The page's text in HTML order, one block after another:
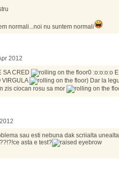
normali...noi nu suntem normali
2012
SA CRED
0 :o:o:o:o
VIRGULA
) Dar la
zis ciocan rosu sa mor
sau esti nebuna dak scriialta
asta e test?